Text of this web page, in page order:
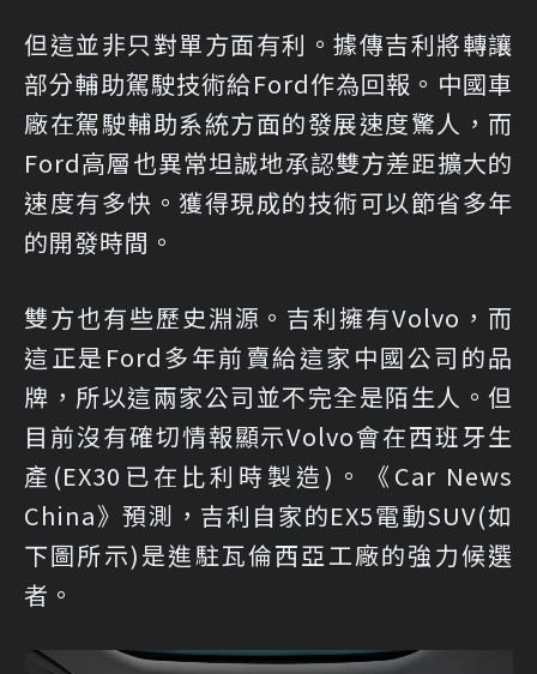
但這並非只對單方面有利。據傳吉利將轉讓
部分輔助駕駛技術給Ford作為回報。中國車
廠在駕駛輔助系統方面的發展速度驚人，而
Ford高層也異常坦誠地承認雙方差距擴大的
速度有多快。獲得現成的技術可以節省多年
的開發時間。
雙方也有些歷史淵源。吉利擁有Volvo，而
這正是Ford多年前賣給這家中國公司的品
牌，所以這兩家公司並不完全是陌生人。但
目前沒有確切情報顯示Volvo會在西班牙生
產(EX30已在比利時製造)。《Car News
China》預測，吉利自家的EX5電動SUV(如
下圖所示)是進駐瓦倫西亞工廠的強力候選
者。